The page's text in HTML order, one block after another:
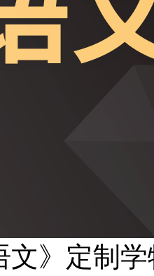
文》定制